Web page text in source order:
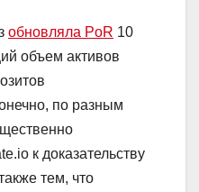
обновляла PoR 10
объем активов
по разным
к доказательству
тем, что